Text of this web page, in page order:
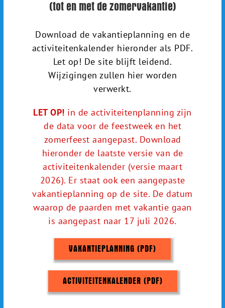
(tot en met de zomervakantie)
Download de vakantieplanning en de
activiteitenkalender hieronder als PDF.
Let op! De site blijft leidend.
Wijzigingen zullen hier worden
verwerkt.
LET OP! in de activiteitenplanning zijn
de data voor de feestweek en het
zomerfeest aangepast. Download
hieronder de laatste versie van de
activiteitenkalender (versie maart
2026). Er staat ook een aangepaste
vakantieplanning op de site. De datum
waarop de paarden met vakantie gaan
is aangepast naar 17 juli 2026.
VAKANTIEPLANNING (PDF)
ACTIVITEITENKALENDER (PDF)